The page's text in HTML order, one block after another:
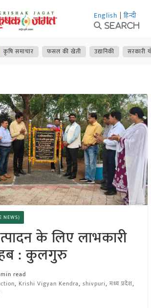
English | हिन्दी
Search
कृषि समाचार फसल की खेती उद्यानिकी सरकारी
NEWS)
के लिए लाभकारी
हब : कुलगुरु
read
, Krishi Vigyan Kendra, shivpuri, मध्य प्रदेश,